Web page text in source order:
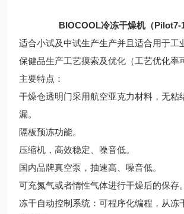
BIOCOOL冷冻干燥机（Pilot7-
适合小试及中试生产生产并且适合用于工
保健品生产工艺摸索及优化（工艺优化率
主要特点：
干燥仓透明门采用航空亚克力材料，无粘
漏。
隔板预冻功能。
压缩机，高效稳定、噪音低。
国内品牌真空泵，抽速高、噪音低。
可充氮气或者惰性气体进行干燥后的保存。
冻干自动控制系统：可程序化编程，从冻